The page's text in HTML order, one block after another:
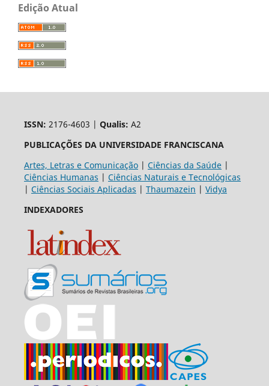
Edição Atual
ISSN: 2176-4603 | Qualis: A2
PUBLICAÇÕES DA UNIVERSIDADE FRANCISCANA
Artes, Letras e Comunicação| Ciências da Saúde|
Ciências Humanas | Ciências Naturais e Tecnológicas
| Ciências Sociais Aplicadas | Thaumazein | Vidya
INDEXADORES